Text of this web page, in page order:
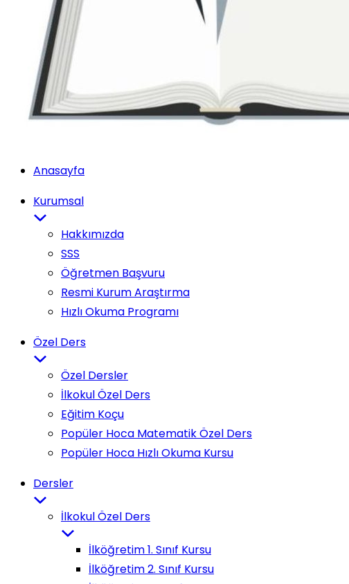
Anasayfa
Kurumsal
Hakkımızda
SSS
Öğretmen Başvuru
Resmi Kurum Araştırma
Hızlı Okuma Programı
Özel Ders
Özel Dersler
İlkokul Özel Ders
Eğitim Koçu
Popüler Hoca Matematik Özel Ders
Popüler Hoca Hızlı Okuma Kursu
Dersler
İlkokul Özel Ders
İlköğretim 1. Sınıf Kursu
İlköğretim 2. Sınıf Kursu